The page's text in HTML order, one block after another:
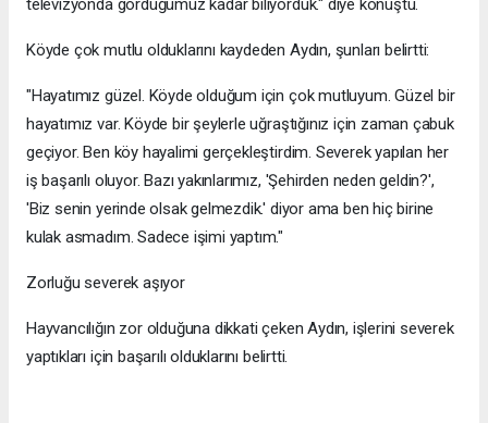
televizyonda gördüğümüz kadar biliyorduk." diye konuştu.
Köyde çok mutlu olduklarını kaydeden Aydın, şunları belirtti:
"Hayatımız güzel. Köyde olduğum için çok mutluyum. Güzel bir
hayatımız var. Köyde bir şeylerle uğraştığınız için zaman çabuk
geçiyor. Ben köy hayalimi gerçekleştirdim. Severek yapılan her
iş başarılı oluyor. Bazı yakınlarımız, 'Şehirden neden geldin?',
'Biz senin yerinde olsak gelmezdik.' diyor ama ben hiç birine
kulak asmadım. Sadece işimi yaptım."
Zorluğu severek aşıyor
Hayvancılığın zor olduğuna dikkati çeken Aydın, işlerini severek
yaptıkları için başarılı olduklarını belirtti.